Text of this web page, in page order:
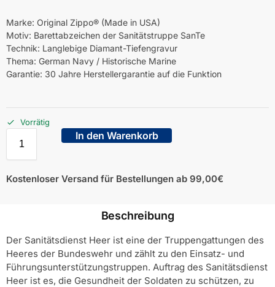
Marke: Original Zippo® (Made in USA)
Motiv: Barettabzeichen der Sanitätstruppe SanTe
Technik: Langlebige Diamant-Tiefengravur
Thema: German Navy / Historische Marine
Garantie: 30 Jahre Herstellergarantie auf die Funktion
Vorrätig
In den Warenkorb
Kostenloser Versand für Bestellungen ab 99,00€
Beschreibung
Der Sanitätsdienst Heer ist eine der Truppengattungen des
Heeres der Bundeswehr und zählt zu den Einsatz- und
Führungsunterstützungstruppen. Auftrag des Sanitätsdienst
Heer ist es, die Gesundheit der Soldaten zu schützen, zu